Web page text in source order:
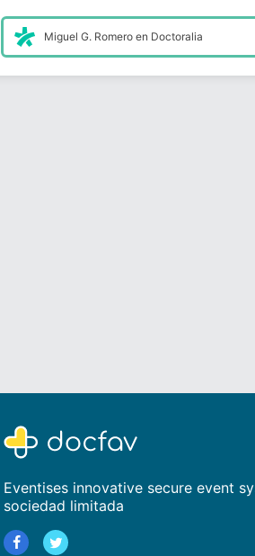
Miguel G. Romero en Doctoralia
Eventises innovative secure event
sociedad limitada